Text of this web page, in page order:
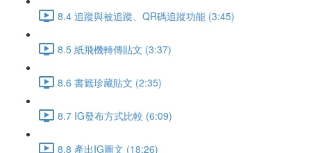
8.4 追蹤與被追蹤、QR碼追蹤功能 (3:45)
8.5 紙飛機轉傳貼文 (3:37)
8.6 書籤珍藏貼文 (2:35)
8.7 IG發布方式比較 (6:09)
8.8 產出IG圖文 (18:26)